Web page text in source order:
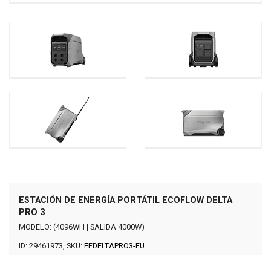
ESTACIÓN DE ENERGÍA PORTÁTIL ECOFLOW DELTA
PRO 3
MODELO: (4096WH | SALIDA 4000W)
ID: 29461973, SKU: EFDELTAPRO3-EU